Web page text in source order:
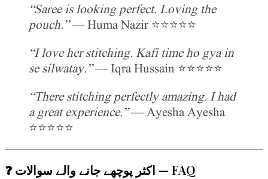
“Saree is looking perfect. Loving the
pouch.”— Huma Nazir ⭐⭐⭐⭐⭐
“I love her stitching. Kafi time ho gya in
se silwatay.”— Iqra Hussain ⭐⭐⭐⭐⭐
“There stitching perfectly amazing. I had
a great experience.”— Ayesha Ayesha
⭐⭐⭐⭐⭐
❓ اکثر پوچھے جانے والے سوالات — FAQ